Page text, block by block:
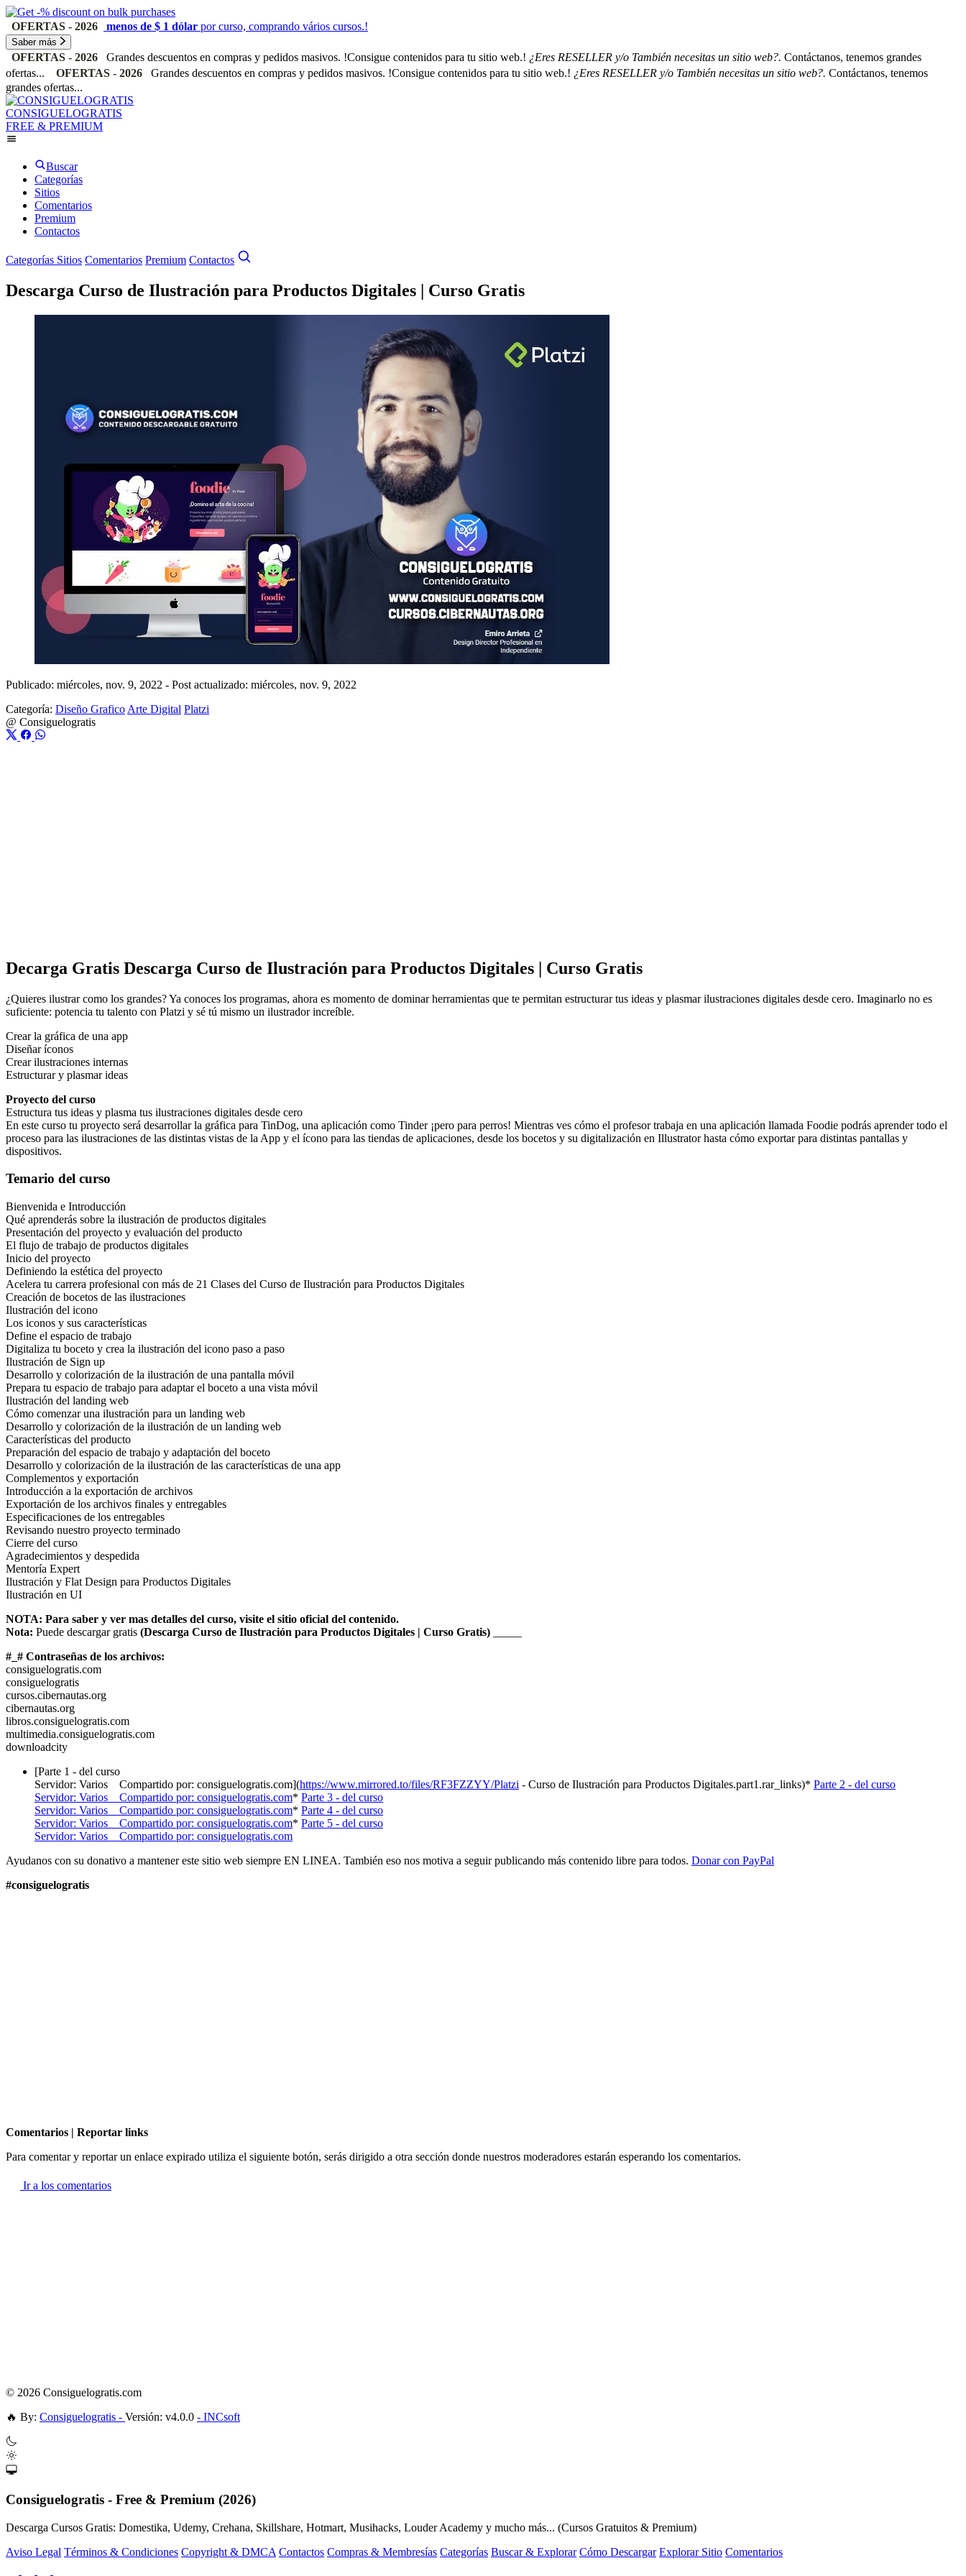
OFERTAS - 2026 menos de $ 1 dólar por curso, comprando vários cursos.!
Saber más
OFERTAS - 2026 Grandes descuentos en compras y pedidos masivos. !Consigue contenidos para tu sitio web.! ¿Eres RESELLER y/o También necesitas un sitio web?. Contáctanos, tenemos grandes
ofertas...
OFERTAS - 2026 Grandes descuentos en compras y pedidos masivos. !Consigue contenidos para tu sitio web.! ¿Eres RESELLER y/o También necesitas un sitio web?. Contáctanos, tenemos
grandes ofertas...
CONSIGUELOGRATIS
FREE & PREMIUM
Buscar
Categorías
Sitios
Comentarios
Premium
Contactos
Categorías Sitios Comentarios Premium Contactos
Descarga Curso de Ilustración para Productos Digitales | Curso Gratis
Publicado: miércoles, nov. 9, 2022 - Post actualizado: miércoles, nov. 9, 2022
Categoría: Diseño Grafico Arte Digital Platzi
@ Consiguelogratis
Decarga Gratis Descarga Curso de Ilustración para Productos Digitales | Curso Gratis
¿Quieres ilustrar como los grandes? Ya conoces los programas, ahora es momento de dominar herramientas que te permitan estructurar tus ideas y plasmar ilustraciones digitales desde cero. Imaginarlo no es
suficiente: potencia tu talento con Platzi y sé tú mismo un ilustrador increíble.
Crear la gráfica de una app
Diseñar íconos
Crear ilustraciones internas
Estructurar y plasmar ideas
Proyecto del curso
Estructura tus ideas y plasma tus ilustraciones digitales desde cero
En este curso tu proyecto será desarrollar la gráfica para TinDog, una aplicación como Tinder ¡pero para perros! Mientras ves cómo el profesor trabaja en una aplicación llamada Foodie podrás aprender todo el
proceso para las ilustraciones de las distintas vistas de la App y el ícono para las tiendas de aplicaciones, desde los bocetos y su digitalización en Illustrator hasta cómo exportar para distintas pantallas y
dispositivos.
Temario del curso
Bienvenida e Introducción
Qué aprenderás sobre la ilustración de productos digitales
Presentación del proyecto y evaluación del producto
El flujo de trabajo de productos digitales
Inicio del proyecto
Definiendo la estética del proyecto
Acelera tu carrera profesional con más de 21 Clases del Curso de Ilustración para Productos Digitales
Creación de bocetos de las ilustraciones
Ilustración del icono
Los iconos y sus características
Define el espacio de trabajo
Digitaliza tu boceto y crea la ilustración del icono paso a paso
Ilustración de Sign up
Desarrollo y colorización de la ilustración de una pantalla móvil
Prepara tu espacio de trabajo para adaptar el boceto a una vista móvil
Ilustración del landing web
Cómo comenzar una ilustración para un landing web
Desarrollo y colorización de la ilustración de un landing web
Características del producto
Preparación del espacio de trabajo y adaptación del boceto
Desarrollo y colorización de la ilustración de las características de una app
Complementos y exportación
Introducción a la exportación de archivos
Exportación de los archivos finales y entregables
Especificaciones de los entregables
Revisando nuestro proyecto terminado
Cierre del curso
Agradecimientos y despedida
Mentoría Expert
Ilustración y Flat Design para Productos Digitales
Ilustración en UI
NOTA: Para saber y ver mas detalles del curso, visite el sitio oficial del contenido.
Nota: Puede descargar gratis (Descarga Curso de Ilustración para Productos Digitales | Curso Gratis)
#_# Contraseñas de los archivos:
consiguelogratis.com
consiguelogratis
cursos.cibernautas.org
cibernautas.org
libros.consiguelogratis.com
multimedia.consiguelogratis.com
downloadcity
[Parte 1 - del curso
Servidor: Varios Compartido por: consiguelogratis.com](https://www.mirrored.to/files/RF3FZZYY/Platzi - Curso de Ilustración para Productos Digitales.part1.rar_links)* Parte 2 - del curso
Servidor: Varios Compartido por: consiguelogratis.com* Parte 3 - del curso
Servidor: Varios Compartido por: consiguelogratis.com* Parte 4 - del curso
Servidor: Varios Compartido por: consiguelogratis.com* Parte 5 - del curso
Servidor: Varios Compartido por: consiguelogratis.com
Ayudanos con su donativo a mantener este sitio web siempre EN LINEA. También eso nos motiva a seguir publicando más contenido libre para todos. Donar con PayPal
#consiguelogratis
Comentarios | Reportar links
Para comentar y reportar un enlace expirado utiliza el siguiente botón, serás dirigido a otra sección donde nuestros moderadores estarán esperando los comentarios.
Ir a los comentarios
© 2026 Consiguelogratis.com
🔥 By: Consiguelogratis - Versión: v4.0.0 - INCsoft
Consiguelogratis - Free & Premium (2026)
Descarga Cursos Gratis: Domestika, Udemy, Crehana, Skillshare, Hotmart, Musihacks, Louder Academy y mucho más... (Cursos Gratuitos & Premium)
Aviso Legal Términos & Condiciones Copyright & DMCA Contactos Compras & Membresías Categorías Buscar & Explorar Cómo Descargar Explorar Sitio Comentarios